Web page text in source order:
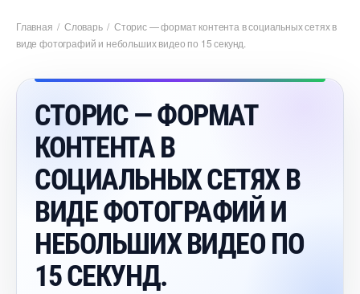
Главная / Словарь/ Сторис — формат контента в социальных сетях
иде фотографий и небольших видео по 15 секунд.
СТОРИС — ФОРМАТ
КОНТЕНТА
СОЦИАЛЬНЫХ СЕТЯХ
ИДЕ ФОТОГРАФИЙ И
НЕБОЛЬШИХ ВИДЕО ПО
15 СЕКУНД.